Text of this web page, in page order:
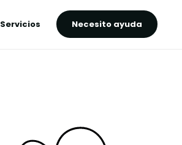
Servicios Necesito ayuda